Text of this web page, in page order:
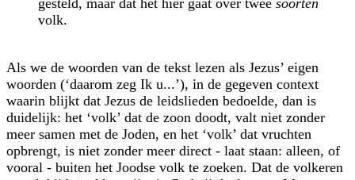
volk.
Als we de woorden van de tekst lezen als Jezus’ eigen
woorden (‘daarom zeg Ik u...’), in de gegeven context
waarin blijkt dat Jezus de leidslieden bedoelde, dan is
duidelijk: het ‘volk’ dat de zoon doodt, valt niet zonder
meer samen met de Joden, en het ‘volk’ dat vruchten
opbrengt, is niet zonder meer direct - laat staan: alleen, of
vooral - buiten het Joodse volk te zoeken. Dat de volkeren